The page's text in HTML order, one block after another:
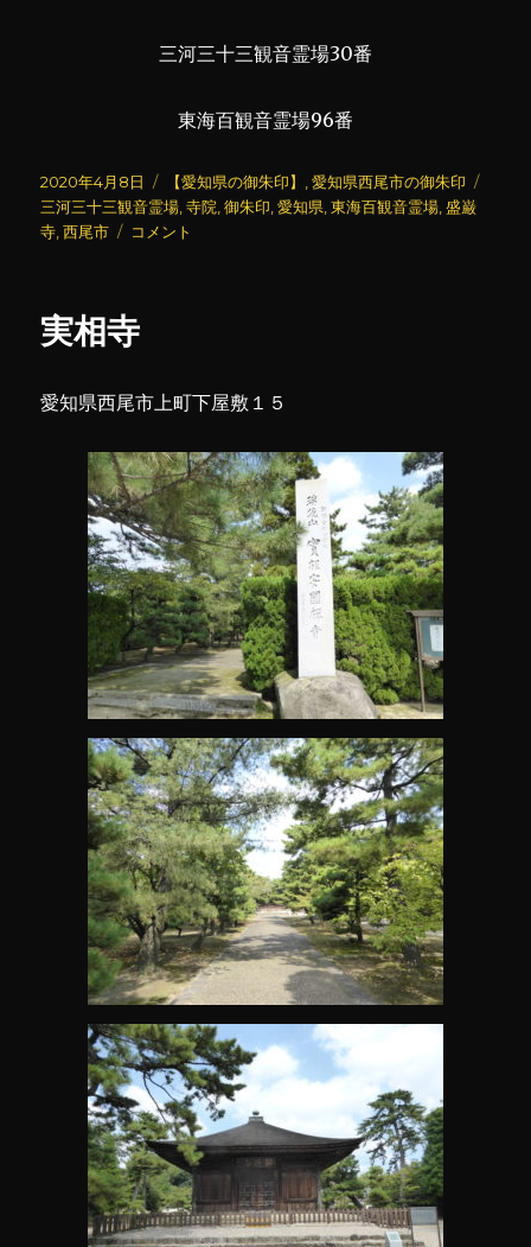
三河三十三観音霊場30番
東海百観音霊場96番
投
稿
日:
2020年4月8日
カ
テ
ゴ
【愛知県の御朱印】 ,愛知県西尾市の御朱印
三河三十三観音霊場 ,寺院 ,御朱印 ,愛知県 ,東海百観音霊場 ,盛巌
寺 ,西尾市
盛
コメント
実相寺
愛知県西尾市上町下屋敷１５